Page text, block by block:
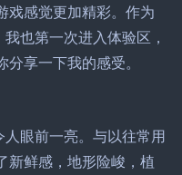
戏感觉更加精彩。作为
也第一次进入体验区，
享一下我的感受。
人眼前一亮。与以往常用
新鲜感，地形险峻，植